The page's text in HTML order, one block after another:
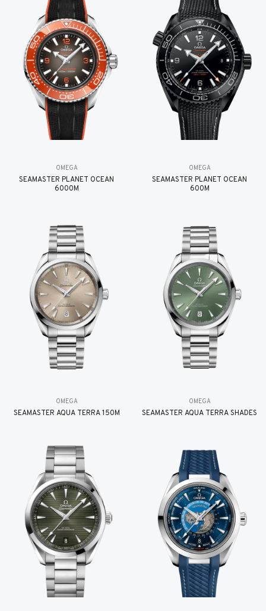
OMEGA
SEAMASTER PLANET OCEAN
6000M
OMEGA
SEAMASTER PLANET OCEAN
600M
OMEGA
SEAMASTER AQUA TERRA 150M
OMEGA
SEAMASTER AQUA TERRA SHADES